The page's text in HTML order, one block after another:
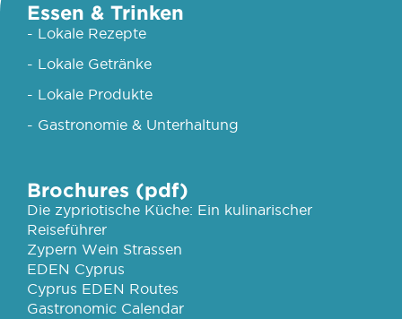
Essen & Trinken
- Lokale Rezepte
- Lokale Getränke
- Lokale Produkte
- Gastronomie & Unterhaltung
Brochures (pdf)
Die zypriotische Küche: Ein kulinarischer
Reiseführer
Zypern Wein Strassen
EDEN Cyprus
Cyprus EDEN Routes
Gastronomic Calendar